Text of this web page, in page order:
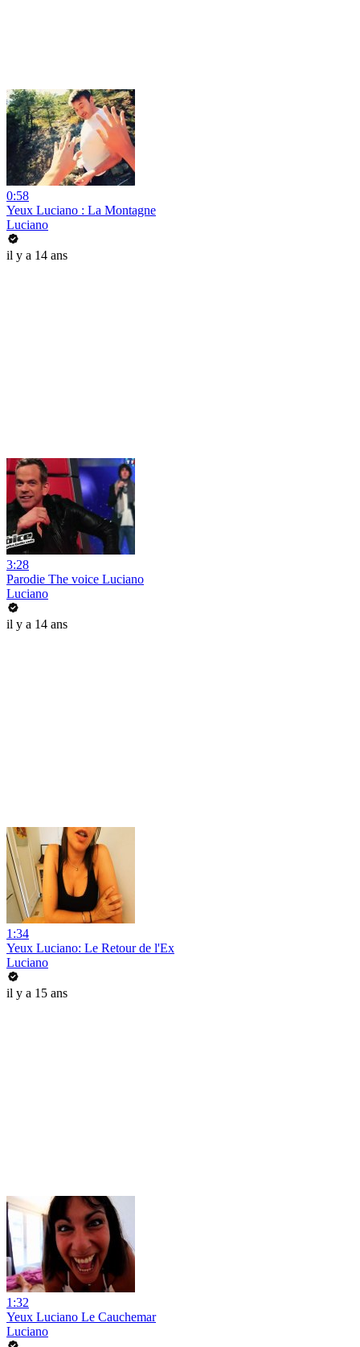
0:58
Yeux Luciano : La Montagne
Luciano
il y a 14 ans
3:28
Parodie The voice Luciano
Luciano
il y a 14 ans
1:34
Yeux Luciano: Le Retour de l'Ex
Luciano
il y a 15 ans
1:32
Yeux Luciano Le Cauchemar
Luciano